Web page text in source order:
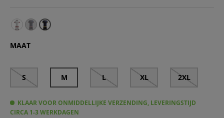
MAAT
S M L XL 2XL
KLAAR VOOR ONMIDDELLIJKE VERZENDING, LEVERINGSTIJD
CIRCA 1-3 WERKDAGEN